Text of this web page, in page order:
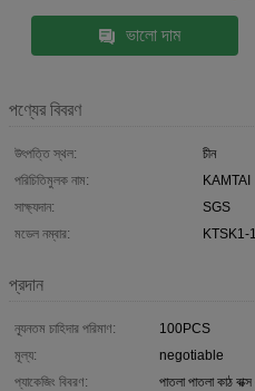
ভালো দাম
পণ্যের বিবরণ
উৎপত্তি স্থল:
চীন
পরিচিতিমুলক নাম:
KAMTAI
সাক্ষ্যদান:
SGS
মডেল নম্বার:
KTSK1-
প্রদান
ন্যূনতম চাহিদার পরিমাণ:
100PCS
মূল্য:
negotiable
প্যাকেজিং বিবরণ:
পাতলা পাতলা কাঠ